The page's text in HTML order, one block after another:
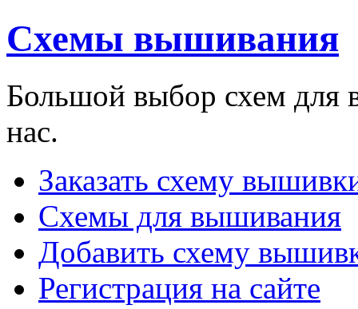
Схемы вышивания
Большой выбор схем для
нас.
Заказать схему
Схемы для вышивания
Добавить схему
Регистрация на сайте